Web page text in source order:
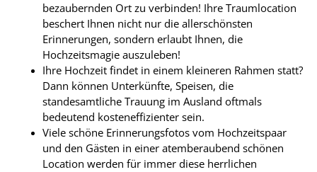
bezaubernden Ort zu verbinden! Ihre Traumlocation
beschert Ihnen nicht nur die allerschönsten
Erinnerungen, sondern erlaubt Ihnen, die
Hochzeitsmagie auszuleben!
Ihre Hochzeit findet in einem kleineren Rahmen statt?
Dann können Unterkünfte, Speisen, die
standesamtliche Trauung im Ausland oftmals
bedeutend kosteneffizienter sein.
Viele schöne Erinnerungsfotos vom Hochzeitspaar
und den Gästen in einer atemberaubend schönen
Location werden für immer diese herrlichen